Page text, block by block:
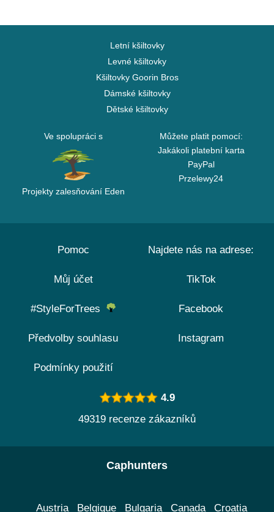
Letní kšiltovky
Levné kšiltovky
Kšiltovky Goorin Bros
Dámské kšiltovky
Dětské kšiltovky
Ve spolupráci s
Projekty zalesňování Eden
Můžete platit pomocí:
Jakákoli platební karta
PayPal
Przelewy24
Pomoc
Můj účet
#StyleForTrees
Předvolby souhlasu
Podmínky použití
Najdete nás na adrese:
TikTok
Facebook
Instagram
4.9
49319 recenze zákazníků
Caphunters
Austria Belgique Bulgaria Canada Croatia